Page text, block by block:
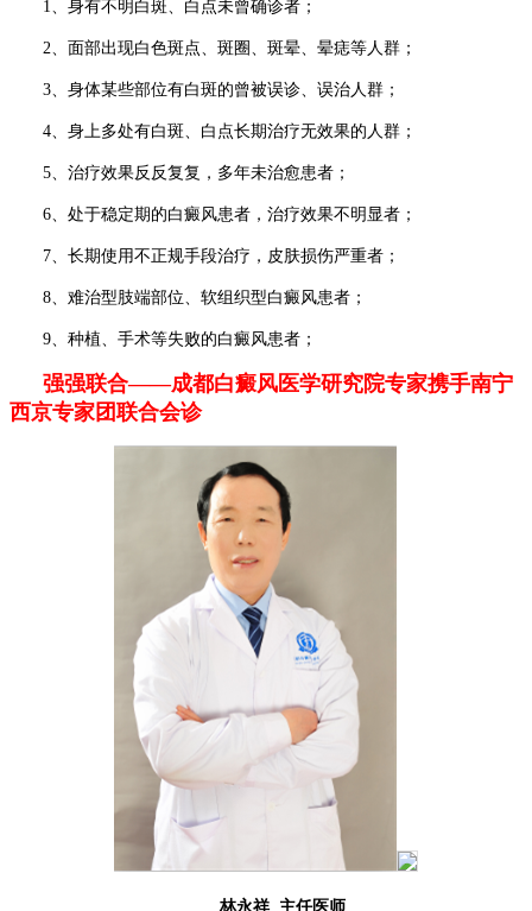
1、身有不明白斑、白点未曾确诊者；
2、面部出现白色斑点、斑圈、斑晕、晕痣等人群；
3、身体某些部位有白斑的曾被误诊、误治人群；
4、身上多处有白斑、白点长期治疗无效果的人群；
5、治疗效果反反复复，多年未治愈患者；
6、处于稳定期的白癜风患者，治疗效果不明显者；
7、长期使用不正规手段治疗，皮肤损伤严重者；
8、难治型肢端部位、软组织型白癜风患者；
9、种植、手术等失败的白癜风患者；
强强联合——成都白癜风医学研究院专家携手南宁
西京专家团联合会诊
林永祥 主任医师